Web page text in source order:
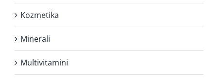
Kozmetika
Minerali
Multivitamini